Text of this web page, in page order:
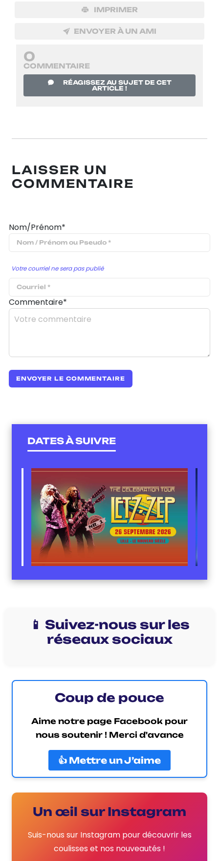
IMPRIMER
ENVOYER À UN AMI
0
COMMENTAIRE
RÉAGISSEZ AU SUJET DE CET
ARTICLE !
LAISSER UN
COMMENTAIRE
Nom/Prénom*
Votre courriel ne sera pas publié
Commentaire*
DATES À SUIVRE
📱 Suivez-nous sur les
réseaux sociaux
Coup de pouce
Aime notre page Facebook pour
nous soutenir ! Merci d'avance
👍 Mettre un J’aime
Un œil sur Instagram
Suis-nous sur Instagram pour découvrir les
coulisses et nos nouveautés !